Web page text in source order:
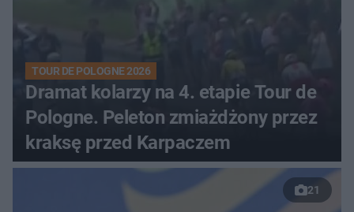
TOUR DE POLOGNE 2026
Dramat kolarzy na 4. etapie Tour de
Pologne. Peleton zmiażdżony przez
kraksę przed Karpaczem
21